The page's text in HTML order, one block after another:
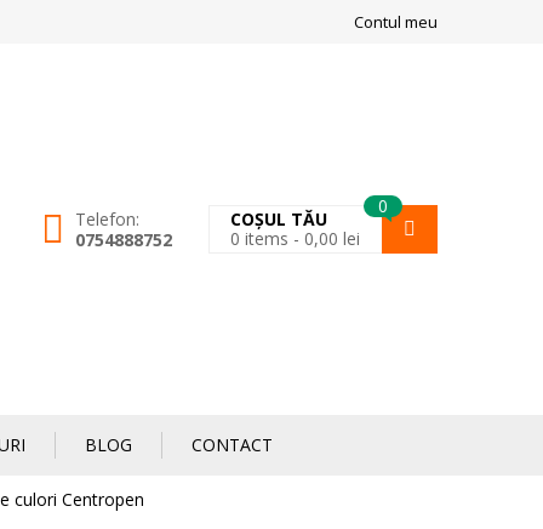
Contul meu
Telefon:
0754888752
0
COȘUL TĂU
0 items - 0,00 lei
BLOG CONTACT
culori Centropen